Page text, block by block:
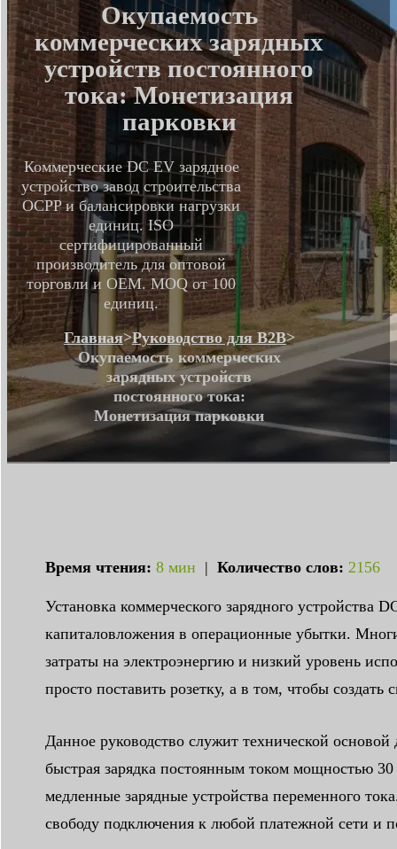
Окупаемость
коммерческих зарядных
устройств постоянного
тока: Монетизация
парковки
Коммерческие DC EV зарядное
устройство завод строительства
OCPP и балансировки нагрузки
единиц. ISO
сертифицированный
производитель для оптовой
торговли и OEM. MOQ от 100
единиц.
Главная>Руководство для B2B>
Окупаемость коммерческих
зарядных устройств
постоянного тока:
Монетизация парковки
Время чтения: 8 мин | Количество слов: 2156
Установка коммерческого зарядного устройства
капиталовложения в операционные убытки.
затраты на электроэнергию и низкий уровень
просто поставить розетку, а в том, чтобы
Данное руководство служит технической
быстрая зарядка постоянным током мощностью
медленные зарядные устройства переменного
свободу подключения к любой платежной сети и